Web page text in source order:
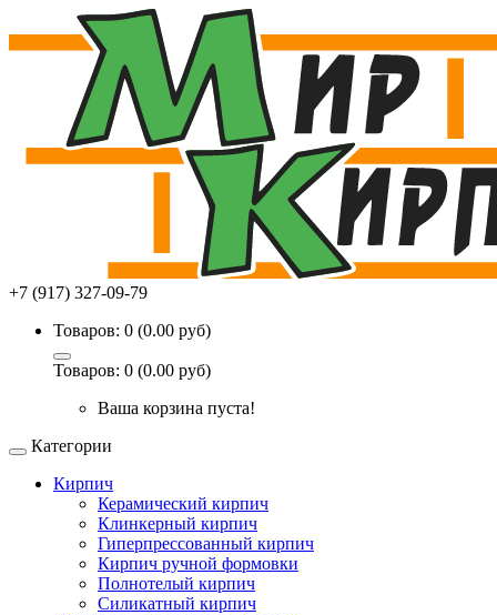
+7 (917) 327-09-79
Товаров: 0 (0.00 руб)
Товаров: 0 (0.00 руб)
Ваша корзина пуста!
Категории
Кирпич
Керамический кирпич
Клинкерный кирпич
Гиперпрессованный кирпич
Кирпич ручной формовки
Полнотелый кирпич
Силикатный кирпич